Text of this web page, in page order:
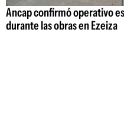
Ancap confirmó operativo
durante las obras en Ezeiza